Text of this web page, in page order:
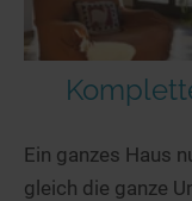
Ein ganzes Haus
gleich die ganze